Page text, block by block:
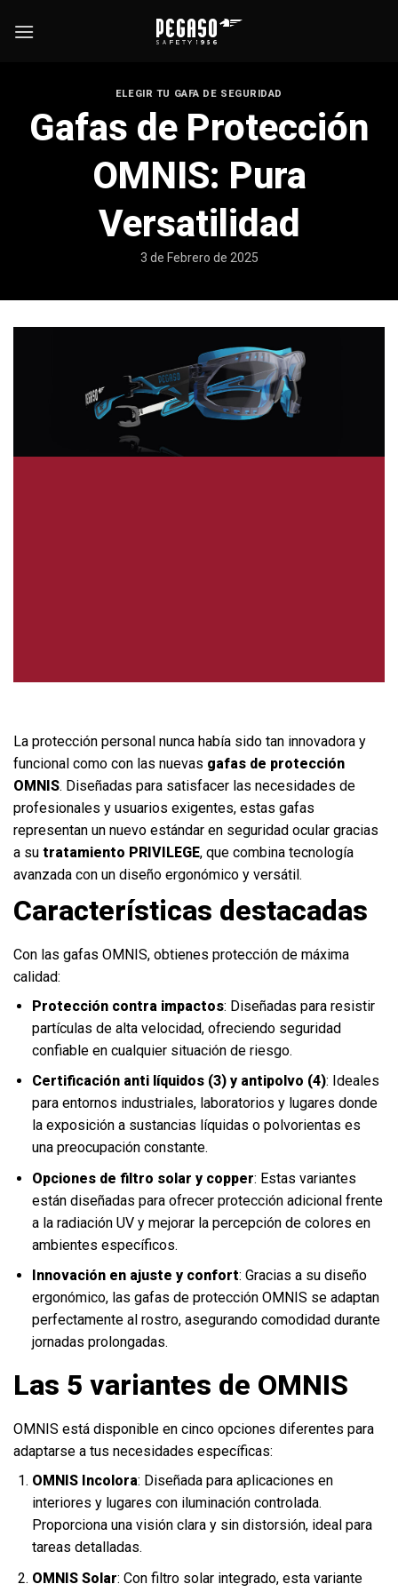
ELEGIR TU GAFA DE SEGURIDAD
Gafas de Protección
OMNIS: Pura
Versatilidad
3 de Febrero de 2025
La protección personal nunca había sido tan innovadora y
funcional como con las nuevas gafas de protección
OMNIS. Diseñadas para satisfacer las necesidades de
profesionales y usuarios exigentes, estas gafas
representan un nuevo estándar en seguridad ocular gracias
a su tratamiento PRIVILEGE, que combina tecnología
avanzada con un diseño ergonómico y versátil.
Características destacadas
Con las gafas OMNIS, obtienes protección de máxima
calidad:
Protección contra impactos: Diseñadas para resistir
partículas de alta velocidad, ofreciendo seguridad
confiable en cualquier situación de riesgo.
Certificación anti líquidos (3) y antipolvo (4): Ideales
para entornos industriales, laboratorios y lugares donde
la exposición a sustancias líquidas o polvorientas es
una preocupación constante.
Opciones de filtro solar y copper: Estas variantes
están diseñadas para ofrecer protección adicional frente
a la radiación UV y mejorar la percepción de colores en
ambientes específicos.
Innovación en ajuste y confort: Gracias a su diseño
ergonómico, las gafas de protección OMNIS se adaptan
perfectamente al rostro, asegurando comodidad durante
jornadas prolongadas.
Las 5 variantes de OMNIS
OMNIS está disponible en cinco opciones diferentes para
adaptarse a tus necesidades específicas:
OMNIS Incolora: Diseñada para aplicaciones en
interiores y lugares con iluminación controlada.
Proporciona una visión clara y sin distorsión, ideal para
tareas detalladas.
OMNIS Solar: Con filtro solar integrado, esta variante